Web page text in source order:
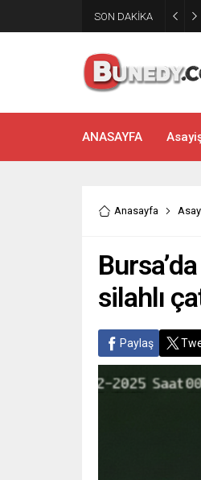
SON DAKİKA
ANASAYFA
Anasayfa
silahlı
Paylaş